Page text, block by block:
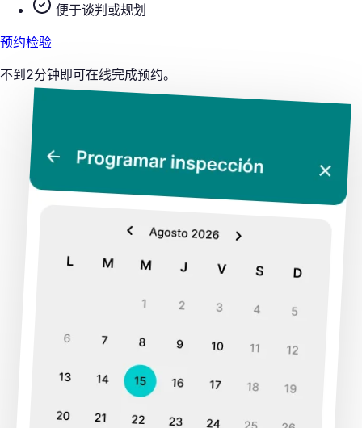
便于谈判或规划
预约检验
不到2分钟即可在线完成预约。